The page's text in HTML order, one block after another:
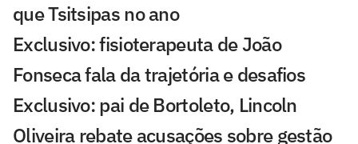
que Tsitsipas no ano
Exclusivo: fisioterapeuta de João
Fonseca fala da trajetória e desafios
Exclusivo: pai de Bortoleto, Lincoln
Oliveira rebate acusações sobre gestão